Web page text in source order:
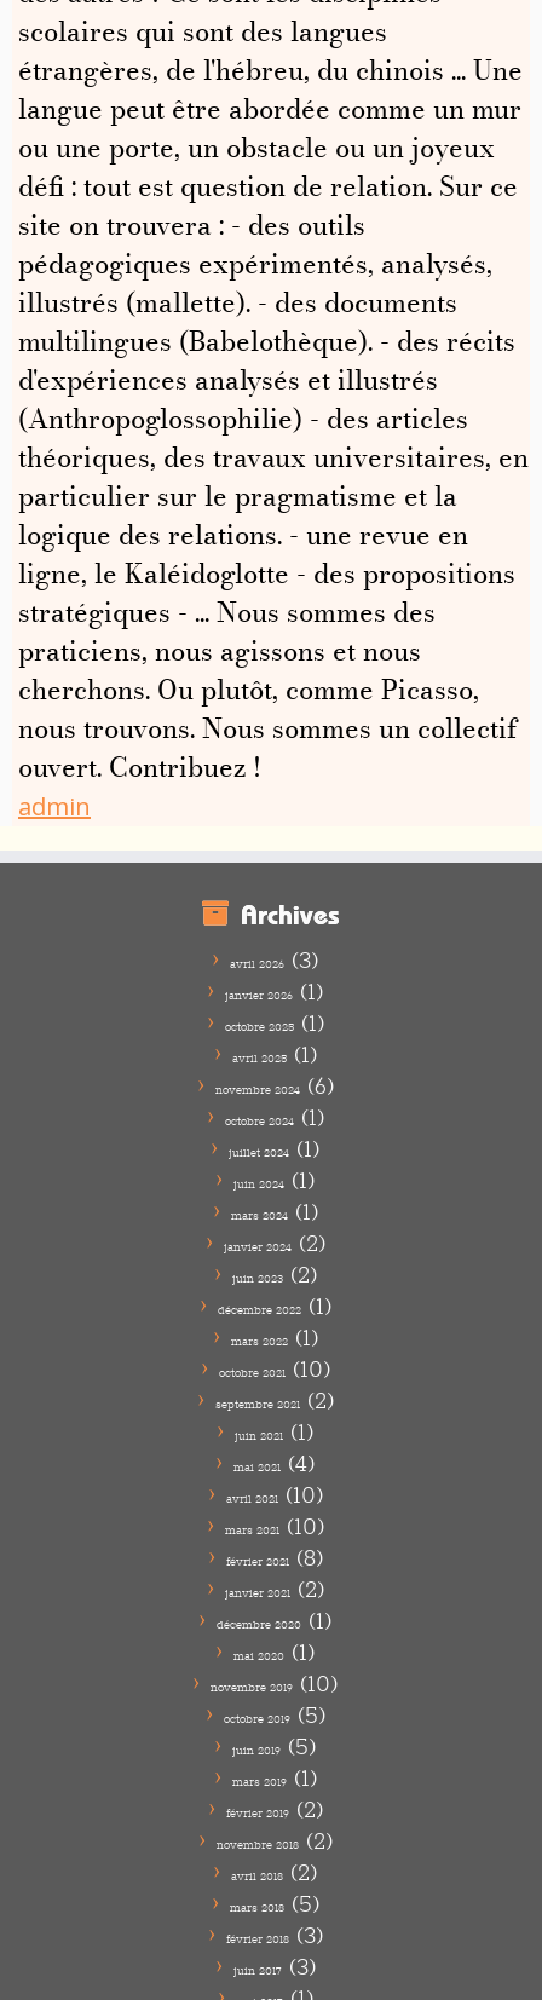
scolaires qui sont des langues
étrangères, de l'hébreu, du chinois ... Une
langue peut être abordée comme un mur
ou une porte, un obstacle ou un joyeux
défi : tout est question de relation. Sur ce
site on trouvera : - des outils
pédagogiques expérimentés, analysés,
illustrés (mallette). - des documents
multilingues (Babelothèque). - des récits
d'expériences analysés et illustrés
(Anthropoglossophilie) - des articles
théoriques, des travaux universitaires, en
particulier sur le pragmatisme et la
logique des relations. - une revue en
ligne, le Kaléidoglotte - des propositions
stratégiques - ... Nous sommes des
praticiens, nous agissons et nous
cherchons. Ou plutôt, comme Picasso,
nous trouvons. Nous sommes un collectif
ouvert. Contribuez !
admin
Archives
avril 2026 (3)
janvier 2026 (1)
octobre 2025(1)
avril 2025(1)
novembre 2024(6)
octobre 2024(1)
juillet 2024 (1)
juin 2024 (1)
mars 2024(1)
janvier 2024(2)
juin 2023(2)
décembre 2022(1)
mars 2022(1)
octobre 2021 (10)
septembre 2021 (2)
juin 2021 (1)
mai 2021 (4)
avril 2021 (10)
mars 2021 (10)
février 2021 (8)
janvier 2021 (2)
décembre 2020 (1)
mai 2020 (1)
novembre 2019 (10)
octobre 2019(5)
juin 2019 (5)
mars 2019(1)
février 2019(2)
novembre 2018(2)
avril 2018 (2)
mars 2018(5)
février 2018(3)
juin 2017(3)